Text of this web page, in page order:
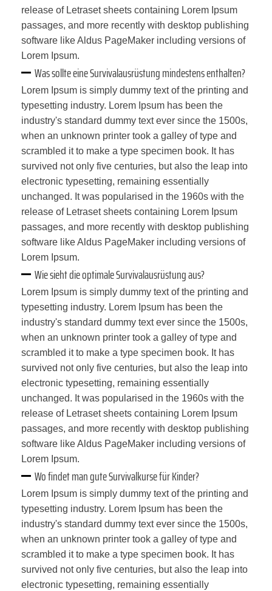
release of Letraset sheets containing Lorem Ipsum
passages, and more recently with desktop publishing
software like Aldus PageMaker including versions of
Lorem Ipsum.
Was sollte eine Survivalausrüstung mindestens enthalten?
Lorem Ipsum is simply dummy text of the printing and
typesetting industry. Lorem Ipsum has been the
industry's standard dummy text ever since the 1500s,
when an unknown printer took a galley of type and
scrambled it to make a type specimen book. It has
survived not only five centuries, but also the leap into
electronic typesetting, remaining essentially
unchanged. It was popularised in the 1960s with the
release of Letraset sheets containing Lorem Ipsum
passages, and more recently with desktop publishing
software like Aldus PageMaker including versions of
Lorem Ipsum.
Wie sieht die optimale Survivalausrüstung aus?
Lorem Ipsum is simply dummy text of the printing and
typesetting industry. Lorem Ipsum has been the
industry's standard dummy text ever since the 1500s,
when an unknown printer took a galley of type and
scrambled it to make a type specimen book. It has
survived not only five centuries, but also the leap into
electronic typesetting, remaining essentially
unchanged. It was popularised in the 1960s with the
release of Letraset sheets containing Lorem Ipsum
passages, and more recently with desktop publishing
software like Aldus PageMaker including versions of
Lorem Ipsum.
Wo findet man gute Survivalkurse für Kinder?
Lorem Ipsum is simply dummy text of the printing and
typesetting industry. Lorem Ipsum has been the
industry's standard dummy text ever since the 1500s,
when an unknown printer took a galley of type and
scrambled it to make a type specimen book. It has
survived not only five centuries, but also the leap into
electronic typesetting, remaining essentially